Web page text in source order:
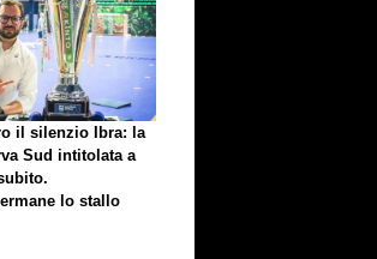
il silenzio Ibra: la
Sud intitolata a
lo stallo